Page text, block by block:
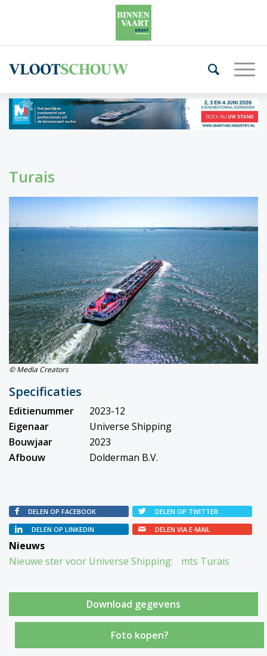
Turais
© Media Creators
Specificaties
Editienummer
2023-12
Eigenaar
Universe Shipping
Bouwjaar
2023
Afbouw
Dolderman B.V.
DELEN OP FACEBOOK
DELEN OP TWITTER
DELEN OP LINKEDIN
DELEN VIA E-MAIL
Nieuws
Nieuwe ster voor Universe Shipping: mts Turais
Foto kopen?